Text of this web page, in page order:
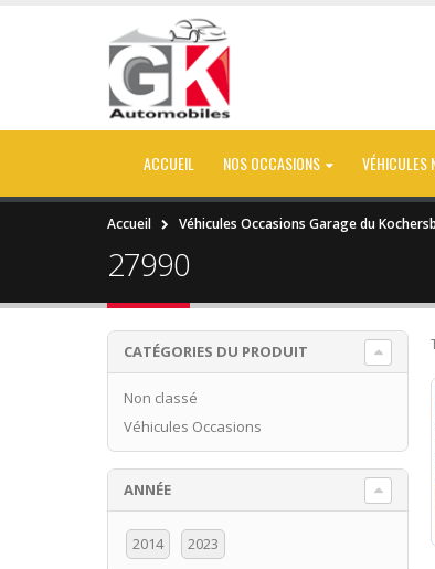
ACCUEIL NOS OCCASIONS VÉHICULES
Accueil Véhicules Occasions Garage du
27990
CATÉGORIES DU PRODUIT
Non classé
Véhicules Occasions
ANNÉE
2014 2023